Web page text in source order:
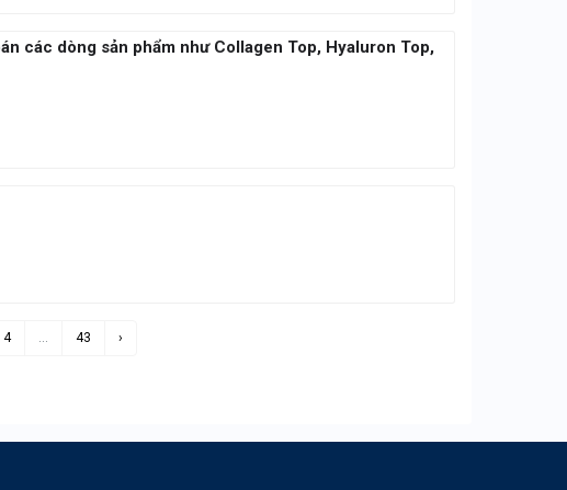
các dòng sản phẩm như Collagen Top, Hyaluron Top,
4 ... 43 ›